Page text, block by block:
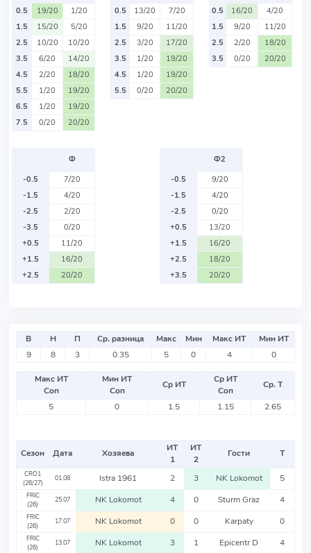
0.5
19/20
1/20
1.5
15/20
5/20
2.5
10/20
10/20
3.5
6/20
14/20
4.5
2/20
18/20
5.5
1/20
19/20
6.5
1/20
19/20
7.5
0/20 20/20
0.5
13/20
7/20
1.5
9/20
11/20
2.5
3/20
17/20
3.5
1/20
19/20
4.5
1/20
19/20
5.5
0/20 20/20
0.5
16/20
4/20
1.5
9/20
11/20
2.5
2/20
18/20
3.5
0/20 20/20
Ф
-0.5
7/20
-1.5
4/20
-2.5
2/20
-3.5
0/20
+0.5
11/20
+1.5
16/20
+2.5
20/20
Ф2
-0.5
9/20
-1.5
4/20
-2.5
0/20
+0.5
13/20
+1.5
16/20
+2.5
18/20
+3.5
20/20
В Н П Ср. разница Макс Мин Макс ИТ
Мин ИТ
9
8 3 0.35 5 0 4 0
Макс ИТ
Соп
Мин ИТ
Соп
Ср ИТ
Ср ИТ
Соп
Ср. Т
5
0 1.5 1.15 2.65
Сезон Дата Хозяева
ИТ
1
ИТ
2
Гости Т
CRO1
(26/27)
01.08 Istra 1961 2 3 NK Lokomot 5
FRIC
(26)
25.07 NK Lokomot 4 0 Sturm Graz 4
FRIC
(26)
17.07 NK Lokomot 0 0 Karpaty 0
FRIC
(26)
13.07 NK Lokomot 3 1 Epicentr D 4